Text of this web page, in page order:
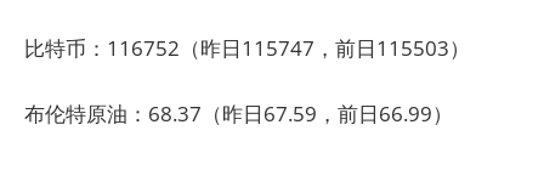
比特币：116752（昨日115747，前日115503）
布伦特原油：68.37（昨日67.59，前日66.99）